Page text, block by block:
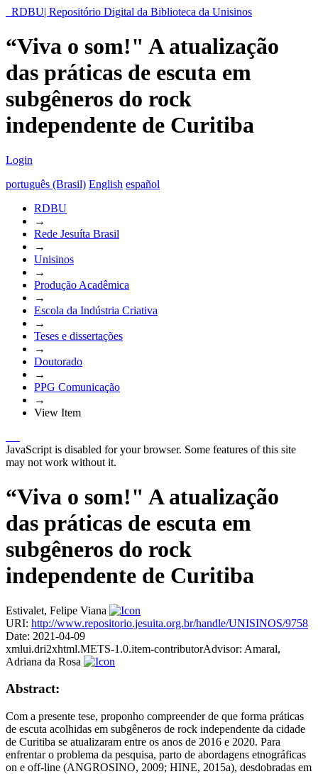
RDBU| Repositório Digital da Biblioteca da Unisinos
“Viva o som!" A atualização
das práticas de escuta em
subgêneros do rock
independente de Curitiba
Login
português (Brasil) English español
RDBU
→
Rede Jesuíta Brasil
→
Unisinos
→
Produção Acadêmica
→
Escola da Indústria Criativa
→
Teses e dissertações
→
Doutorado
→
PPG Comunicação
→
View Item
JavaScript is disabled for your browser. Some features of this site
may not work without it.
“Viva o som!" A atualização
das práticas de escuta em
subgêneros do rock
independente de Curitiba
Estivalet, Felipe Viana
URI: http://www.repositorio.jesuita.org.br/handle/UNISINOS/9758
Date: 2021-04-09
xmlui.dri2xhtml.METS-1.0.item-contributorAdvisor: Amaral,
Adriana da Rosa
Abstract:
Com a presente tese, proponho compreender de que forma práticas
de escuta acolhidas em subgêneros de rock independente da cidade
de Curitiba se atualizaram entre os anos de 2016 e 2020. Para
enfrentar o problema da pesquisa, parto de abordagens etnográficas
on e off-line (ANGROSINO, 2009; HINE, 2015a), desdobradas em